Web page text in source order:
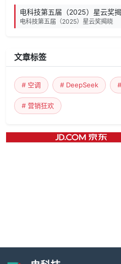
电科技第五届（2025）星云奖
电科技第五届（2025）星云奖揭晓
文章标签
# 空调 # DeepSeek
# 营销狂欢